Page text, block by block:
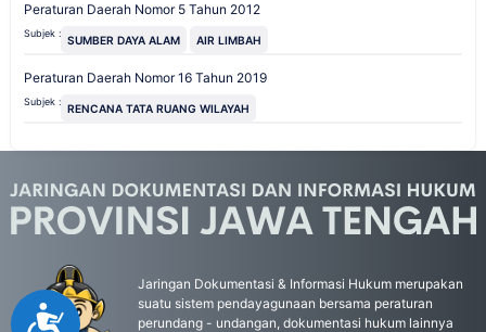
Accessibility
Peraturan Daerah Nomor 5 Tahun 2012
Subjek : SUMBER DAYA ALAM AIR LIMBAH
Peraturan Daerah Nomor 16 Tahun 2019
Subjek : RENCANA TATA RUANG WILAYAH
Jaringan Dokumentasi & Informasi Hukum merupakan
suatu sistem pendayagunaan bersama peraturan
perundang - undangan, dokumentasi hukum lainnya